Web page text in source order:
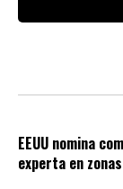
EEUU nomina
experta en